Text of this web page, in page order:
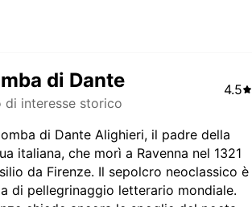
offre un servizio di noleggio auto a Ravenna
visitando la città per turismo o per lavoro, potrai
tra una vasta gamma di veicoli, dalle city car
alle auto di lusso, fino ai SUV e ai minivan per
più numerosi.
di Dante
di interesse storico
4.5
di Dante Alighieri, il padre della
italiana, che morì a Ravenna nel 1321
da Firenze. Il sepolcro neoclassico è
di pellegrinaggio letterario mondiale.